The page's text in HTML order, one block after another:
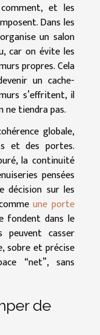
et les
Dans les
un salon
car on évite les
propres. Cela
un cache-
s’effritent, il
tiendra pas.
globale,
et des portes.
la continuité
pensées
décision sur les
une porte
fondent dans le
peuvent casser
sobre et précise
“net”, sans
de